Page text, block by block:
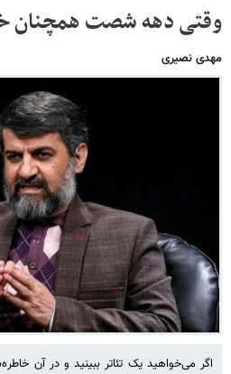
وقتی دهه شصت همچنان
مهدی نصیری
اگر می‌خواهید یک تئاتر ببینید و در آن